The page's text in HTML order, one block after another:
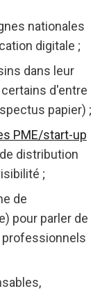
nationales
digitale ;
dans leur
d'entre
papier) ;
PME/start-up
distribution
;
de
pour parler de